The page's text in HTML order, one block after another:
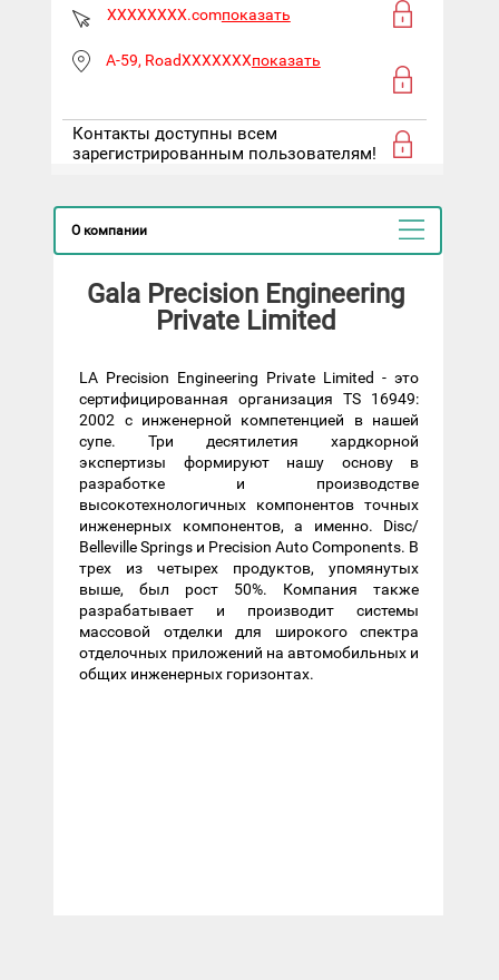
XXXXXXXX.comпоказать
A-59, RoadXXXXXXXпоказать
Контакты доступны всем
зарегистрированным пользователям!
О компании
Gala Precision Engineering
Private Limited
LA Precision Engineering Private Limited - это
сертифицированная организация TS 16949:
2002 с инженерной компетенцией в нашей
супе. Три десятилетия хардкорной
экспертизы формируют нашу основу в
разработке и производстве
высокотехнологичных компонентов точных
инженерных компонентов, а именно. Disc/
Belleville Springs и Precision Auto Components. В
трех из четырех продуктов, упомянутых
выше, был рост 50%. Компания также
разрабатывает и производит системы
массовой отделки для широкого спектра
отделочных приложений на автомобильных и
общих инженерных горизонтах.